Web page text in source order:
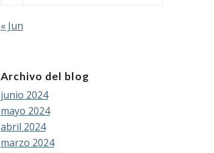
« Jun
Archivo del blog
junio 2024
mayo 2024
abril 2024
marzo 2024